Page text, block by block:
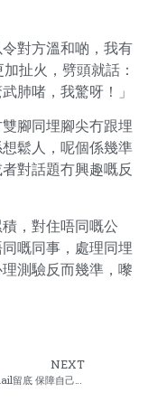
對方溫和啲，我有
扯火，劈頭就話：
肺啫，我驚呀！」
腳同埋腳尖冇跟埋
鬆人，呢個係幾準
對話題冇興趣嘅反
，對住唔同嘅公
嘅同事，處理同埋
測驗反而幾準，嚟
NEXT
辭職信有email留底 保障自己免爭拗